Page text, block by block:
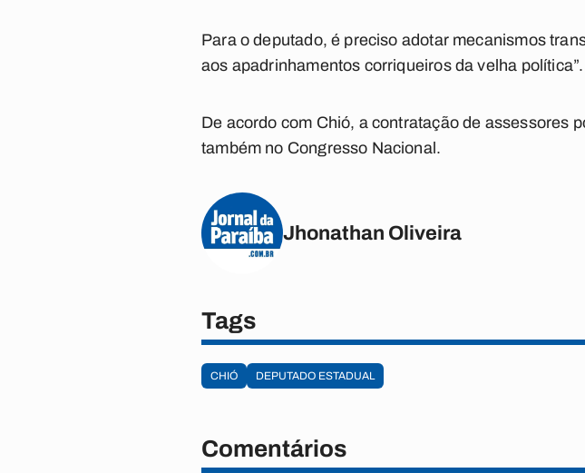
Para o deputado, é preciso adotar mecanismos
aos apadrinhamentos corriqueiros da velha política”.
De acordo com Chió, a contratação de assessores
também no Congresso Nacional.
Jhonathan Oliveira
Tags
CHIÓ DEPUTADO ESTADUAL
Comentários